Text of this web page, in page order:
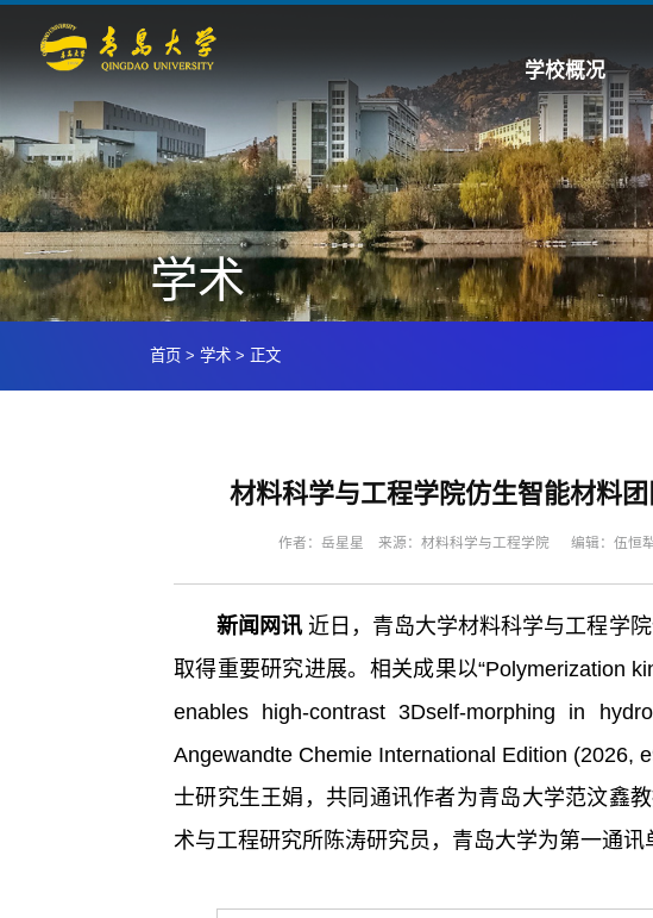
学校概况
学术
首页 > 学术 > 正文
材料科学与工程学院仿生智能材料
作者：岳星星 来源：材料科学与工程学院 编辑：伍恒
新闻网讯 近日，青岛大学材料科学与工程学
取得重要研究进展。相关成果以“Polymerization
enables high-contrast 3Dself-morphing in
Angewandte Chemie International Edition (2026,
士研究生王娟，共同通讯作者为青岛大学范汶鑫
术与工程研究所陈涛研究员，青岛大学为第一通讯